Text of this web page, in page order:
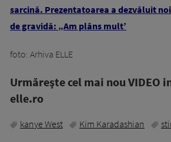
sarcină. Prezentatoarea a dezvăluit
de gravidă: „Am plâns mult’
foto: Arhiva ELLE
Urmăreşte cel mai nou VIDEO
elle.ro
kanye West Kim Karadashian